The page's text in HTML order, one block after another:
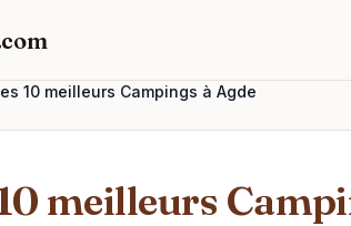
10 meilleurs Campings à Agde
meilleurs